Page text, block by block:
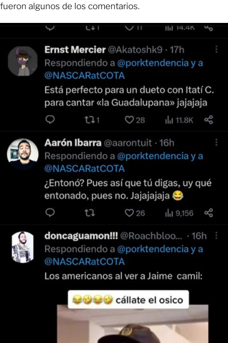
fueron algunos de los comentarios.